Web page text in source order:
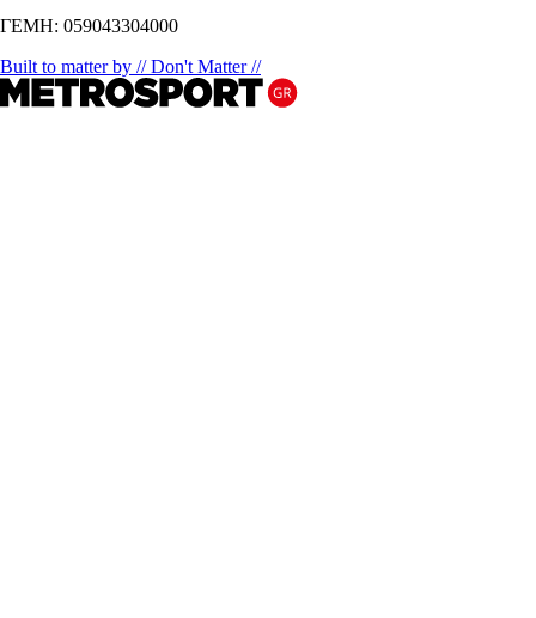
ΓΕΜΗ: 059043304000
Built to matter by // Don't Matter //